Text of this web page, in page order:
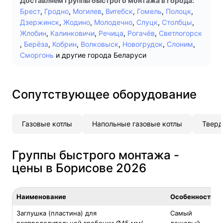
Брест, Гродно, Могилев, Витебск, Гомель, Полоцк,
Дзержинск, Жодино, Молодечно, Слуцк, Столбцы,
Жлобин, Калинковичи, Речица, Рогачёв, Светлогорск
, Берёза, Кобрин, Волковыск, Новогрудок, Слоним,
Сморгонь и другие города Беларуси
Сопутствующее оборудование
Газовые котлы Напольные газовые котлы
Группы быстрого монтажа -
цены в Борисове 2026
Наименование Особенность
Заглушка (пластина) для
Самый